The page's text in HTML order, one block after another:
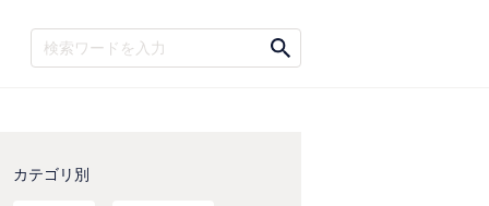
カテゴリ別